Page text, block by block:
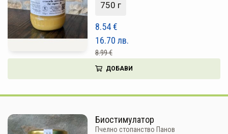
КОНСЕРВИРАНИ
ЯДКИ И ТАХАНИ
ВЕГАН ПРОДУКТИ
БИЛКИ И ПОДПРАВКИ
КАФЕ И ЧАЙ
750 г
8.54€
16.70 лв.
8.99 €
ДОБАВИ
Биостимулатор
Пчелно стопанство Панов